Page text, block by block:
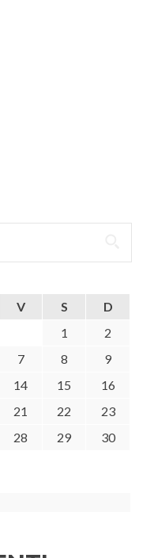
V S
D
1
2
7 8
9
14 15
16
21 22
23
28 29
30